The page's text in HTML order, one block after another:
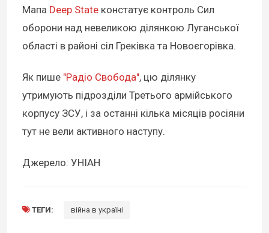
Мапа Deep State констатує контроль Сил
оборони над невеликою ділянкою Луганської
області в районі сіл Греківка та Новоєгорівка.
Як пише "Радіо Свобода", цю ділянку
утримують підрозділи Третього армійського
корпусу ЗСУ, і за останні кілька місяців росіяни
тут не вели активного наступу.
Джерело: УНІАН
ТЕГИ: війна в україні